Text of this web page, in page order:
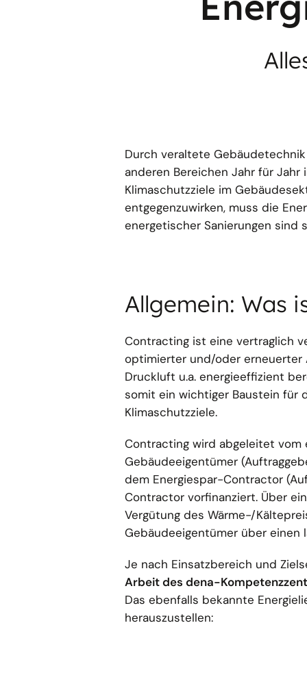
Durch veraltete
anderen Bereichen Jahr für Jahr
Klimaschutzziele im
entgegenzuwirken, muss die
energetischer Sanierungen sind
Allgemein: Was
Contracting ist eine vertraglich
optimierter und/oder erneuerter
Druckluft u.a. energieeffizient
somit ein wichtiger Baustein für
Klimaschutzziele.
Contracting wird abgeleitet vom
Gebäudeeigentümer
dem Energiespar-Contractor
Contractor vorfinanziert. Über
Vergütung des Wärme-/
Gebäudeeigentümer über einen
Je nach Einsatzbereich und
Arbeit des dena-
Das ebenfalls bekannte
herauszustellen: